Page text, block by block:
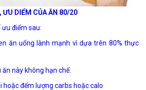
ƯU DIỂM CỦA ĂN 80/20
điểm sau:
ăn uống lành mạnh vì dựa trên 80% thực
này không hạn chế.
hoặc đếm lượng carbs hoặc calo